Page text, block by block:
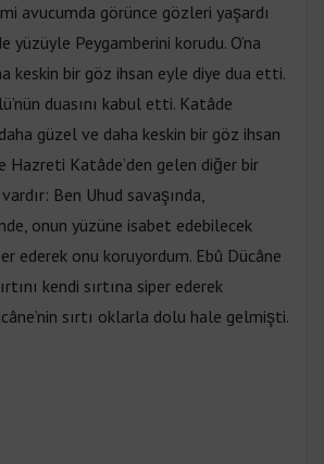
avucumda görünce gözleri yaşardı
yüzüyle Peygamberini korudu. O’na
keskin bir göz ihsan eyle diye dua etti.
duasını kabul etti. Katâde
güzel ve daha keskin bir göz ihsan
Hazreti Katâde’den gelen diğer bir
Ben Uhud savaşında,
onun yüzüne isabet edebilecek
ederek onu koruyordum. Ebû Dücâne
kendi sırtına siper ederek
sırtı oklarla dolu hale gelmişti.